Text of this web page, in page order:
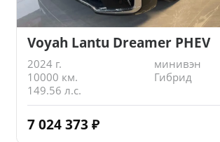
Voyah Lantu Dreamer PHEV
2024 г.
минивэн
10000 км.
Гибрид
149.56 л.с.
7 024 373 ₽